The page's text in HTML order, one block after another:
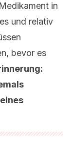
in
und relativ
bevor es